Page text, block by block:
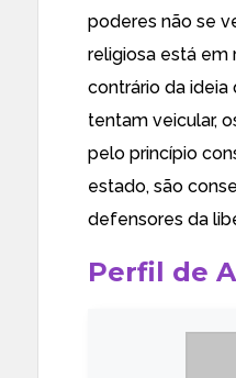
poderes não se
religiosa está em
contrário da ideia
tentam veicular,
pelo princípio
estado, são
defensores da
Perfil de